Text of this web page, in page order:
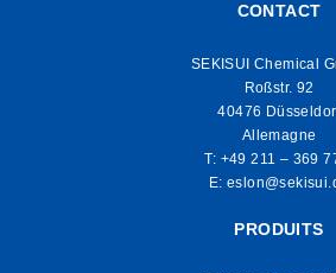
CONTACT
SEKISUI Chemical
Roßstr. 92
40476
Allemagne
T: +49 211 – 369
E:
PRODUITS